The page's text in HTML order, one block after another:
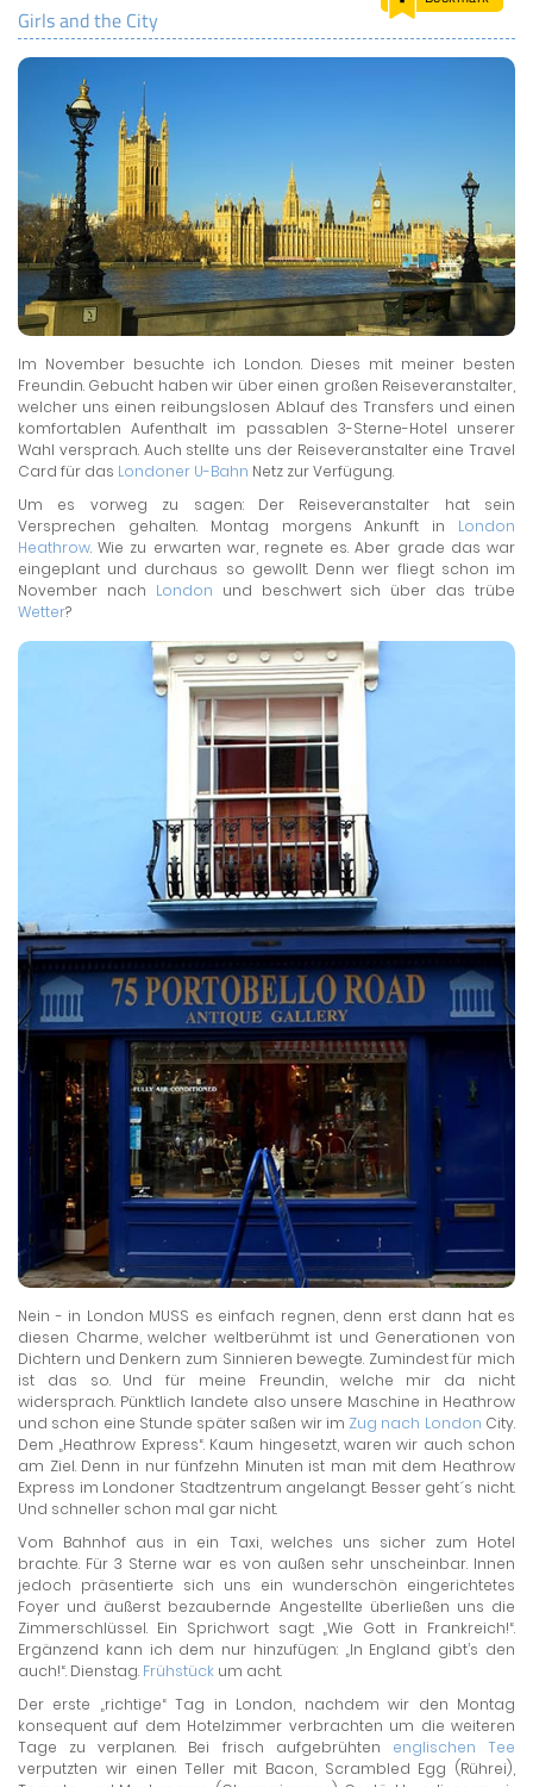
BRITISH SHOP
Girls and the City
Im November besuchte ich London. Dieses mit meiner besten
Freundin. Gebucht haben wir über einen großen Reiseveranstalter,
welcher uns einen reibungslosen Ablauf des Transfers und einen
komfortablen Aufenthalt im passablen 3-Sterne-Hotel unserer
Wahl versprach. Auch stellte uns der Reiseveranstalter eine Travel
Card für das Londoner U-Bahn Netz zur Verfügung.
Um es vorweg zu sagen: Der Reiseveranstalter hat sein
Versprechen gehalten. Montag morgens Ankunft in London
Heathrow. Wie zu erwarten war, regnete es. Aber grade das war
eingeplant und durchaus so gewollt. Denn wer fliegt schon im
November nach London und beschwert sich über das trübe
Wetter?
Nein - in London MUSS es einfach regnen, denn erst dann hat es
diesen Charme, welcher weltberühmt ist und Generationen von
Dichtern und Denkern zum Sinnieren bewegte. Zumindest für mich
ist das so. Und für meine Freundin, welche mir da nicht
widersprach. Pünktlich landete also unsere Maschine in Heathrow
und schon eine Stunde später saßen wir im Zug nach London City.
Dem „Heathrow Express“. Kaum hingesetzt, waren wir auch schon
am Ziel. Denn in nur fünfzehn Minuten ist man mit dem Heathrow
Express im Londoner Stadtzentrum angelangt. Besser geht´s nicht.
Und schneller schon mal gar nicht.
Vom Bahnhof aus in ein Taxi, welches uns sicher zum Hotel
brachte. Für 3 Sterne war es von außen sehr unscheinbar. Innen
jedoch präsentierte sich uns ein wunderschön eingerichtetes
Foyer und äußerst bezaubernde Angestellte überließen uns die
Zimmerschlüssel. Ein Sprichwort sagt: „Wie Gott in Frankreich!“.
Ergänzend kann ich dem nur hinzufügen: „In England gibt’s den
auch!“. Dienstag. Frühstück um acht.
Der erste „richtige“ Tag in London, nachdem wir den Montag
konsequent auf dem Hotelzimmer verbrachten um die weiteren
Tage zu verplanen. Bei frisch aufgebrühten englischen Tee
verputzten wir einen Teller mit Bacon, Scrambled Egg (Rührei),